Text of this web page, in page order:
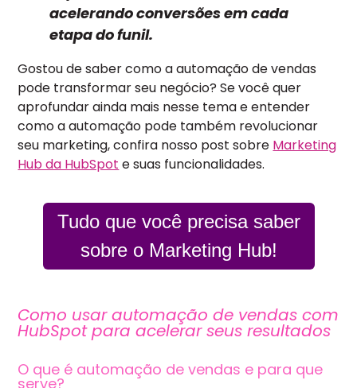
acelerando conversões em cada
etapa do funil.
Gostou de saber como a automação de vendas
pode transformar seu negócio? Se você quer
aprofundar ainda mais nesse tema e entender
como a automação pode também revolucionar
seu marketing, confira nosso post sobre Marketing
Hub da HubSpot e suas funcionalidades.
Tudo que você precisa saber
sobre o Marketing Hub!
Como usar automação de vendas com
HubSpot para acelerar seus resultados
O que é automação de vendas e para que
serve?